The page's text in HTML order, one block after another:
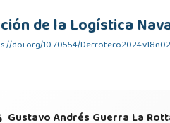
de la Logística
doi.org/10.70554/
Gustavo Andrés Guerra La